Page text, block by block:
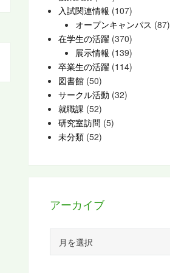
入試関連情報 (107)
オープンキャンパス (87)
在学生の活躍 (370)
展示情報 (139)
卒業生の活躍 (114)
図書館 (50)
サークル活動 (32)
就職課 (52)
研究室訪問 (5)
未分類 (52)
アーカイブ
カ